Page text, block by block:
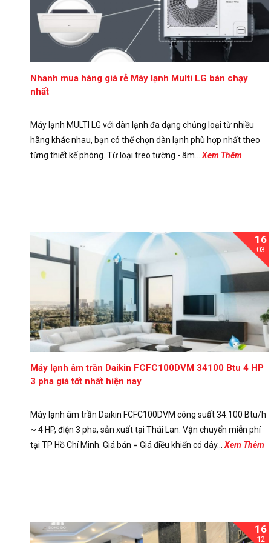
Nhanh mua hàng giá rẻ Máy lạnh Multi LG bán chạy
nhất
Máy lạnh MULTI LG với dàn lạnh đa dạng chủng loại từ nhiều
hãng khác nhau, bạn có thể chọn dàn lạnh phù hợp nhất theo
từng thiết kế phòng. Từ loại treo tường - âm...Xem Thêm
16
03
Máy lạnh âm trần Daikin FCFC100DVM 34100 Btu 4 HP
3 pha giá tốt nhất hiện nay
Máy lạnh âm trần Daikin FCFC100DVM công suất 34.100 Btu/h
~ 4 HP, điện 3 pha, sản xuất tại Thái Lan. Vận chuyển miễn phí
tại TP Hồ Chí Minh. Giá bán = Giá điều khiển có dây... Xem Thêm
16
12